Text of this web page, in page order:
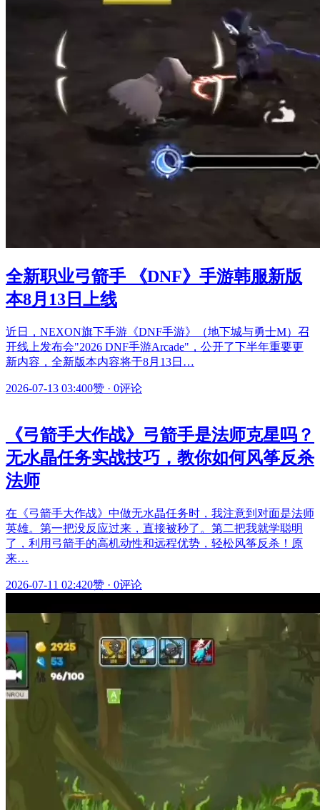
全新职业弓箭手 《DNF》手游韩服新版
本8月13日上线
近日，NEXON旗下手游《DNF手游》（地下城与勇士M）召
开线上发布会"2026 DNF手游Arcade"，公开了下半年重要更
新内容，全新版本内容将于8月13日…
2026-07-13 03:400赞 · 0评论
《弓箭手大作战》弓箭手是法师克星吗？
无水晶任务实战技巧，教你如何风筝反杀
法师
在《弓箭手大作战》中做无水晶任务时，我注意到对面是法师
英雄。第一把没反应过来，直接被秒了。第二把我就学聪明
了，利用弓箭手的高机动性和远程优势，轻松风筝反杀！原
来…
2026-07-11 02:420赞 · 0评论